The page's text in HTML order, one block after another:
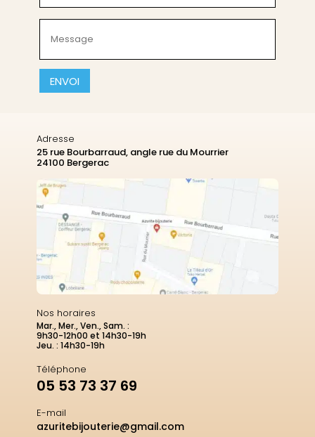
(Nécessaire)
(Nécessaire)
CAPTCHA
Adresse
25 rue Bourbarraud, angle rue du Mourrier
24100 Bergerac
Nos horaires
Mar., Mer., Ven., Sam. :
9h30-12h00 et 14h30-19h
Jeu. : 14h30-19h
Téléphone
05 53 73 37 69
E-mail
azuritebijouterie@gmail.com